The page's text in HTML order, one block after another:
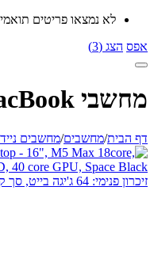
לא נמצאו פריטים
אפס הצג (3)
מחשבי MacBook
דף הבית/מחשבים/מחשבים